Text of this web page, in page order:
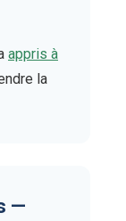
appris à
la
—